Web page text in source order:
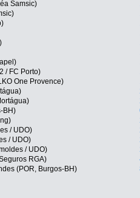
Samsic)
/ FC Porto)
One Provence)
BH)
/ UDO)
/ UDO)
/ UDO)
RGA)
(POR, Burgos-BH)